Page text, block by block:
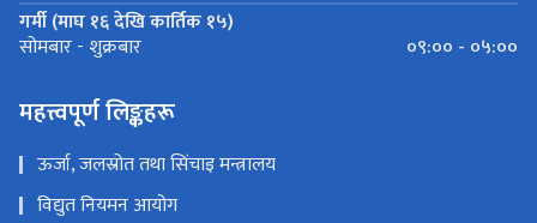
गर्मी (माघ १६ देखि कार्तिक १५)
सोमबार - शुक्रबार ०९:०० - ०५:००
महत्त्वपूर्ण लिङ्कहरू
ऊर्जा, जलस्रोत तथा सिंचाइ मन्त्रालय
विद्युत नियमन आयोग